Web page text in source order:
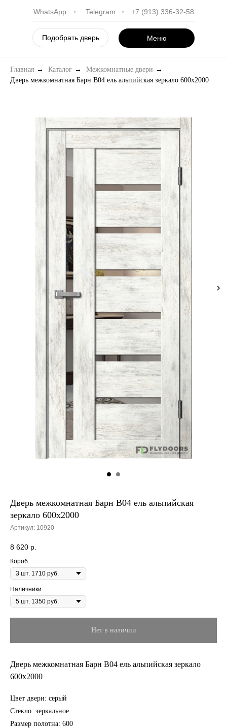
WhatsApp •
Telegram
• +7 (913) 336-32-58
Подобрать дверь Меню
Главная → Каталог → Межкомнатные двери →
Дверь межкомнатная Барн B04 ель альпийская зеркало 600х2000
Дверь межкомнатная Барн B04 ель альпийская
зеркало 600х2000
Артикул: 10920
8 620 р.
Короб
Наличники
Нет в наличии
Дверь межкомнатная Барн B04 ель альпийская зеркало
600х2000
Цвет двери: серый
Стекло: зеркальное
Размер полотна: 600